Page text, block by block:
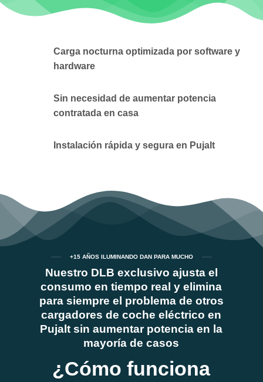
Carga nocturna optimizada por software y
hardware
Sin necesidad de aumentar potencia
contratada en casa
Instalación rápida y segura en Pujalt
+15 AÑOS ILUMINANDO DAN PARA MUCHO
Nuestro DLB exclusivo ajusta el
consumo en tiempo real y elimina
para siempre el problema de otros
cargadores de coche eléctrico en
Pujalt sin aumentar potencia en la
mayoría de casos
¿Cómo funciona